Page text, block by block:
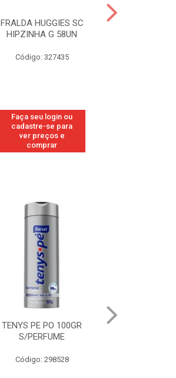
FRALDA HUGGIES SC
HIPZINHA G 58UN
Código: 327435
Faça seu login ou
cadastre-se para
ver preços e
comprar
TENYS PE PO 100GR
S/PERFUME
Código: 298528